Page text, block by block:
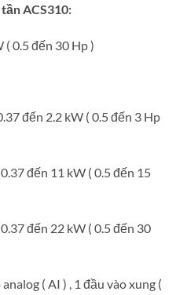
ACS310:
0.5 đến 30 Hp )
đến 2.2 kW ( 0.5 đến 3 Hp
đến 11 kW ( 0.5 đến 15
đến 22 kW ( 0.5 đến 30
( AI ) , 1 đầu vào xung (